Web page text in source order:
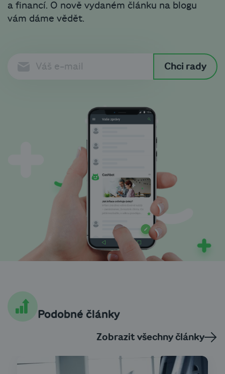
a financí. O nově vydaném článku na blogu
vám dáme vědět.
Chci rady
Podobné články
Zobrazit všechny články